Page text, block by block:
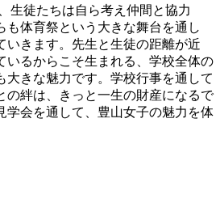
生徒たちは自ら考え仲間と協力
も体育祭という大きな舞台を通し
いきます。先生と生徒の距離が近
いるからこそ生まれる、学校全体の
大きな魅力です。学校行事を通して
の絆は、きっと一生の財産になるで
学会を通して、豊山女子の魅力を体